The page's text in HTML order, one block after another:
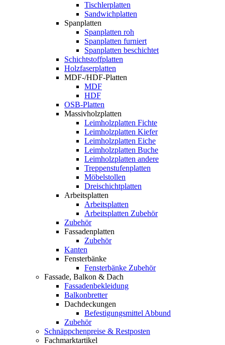
Tischlerplatten
Sandwichplatten
Spanplatten
Spanplatten roh
Spanplatten furniert
Spanplatten beschichtet
Schichtstoffplatten
Holzfaserplatten
MDF-/HDF-Platten
MDF
HDF
OSB-Platten
Massivholzplatten
Leimholzplatten Fichte
Leimholzplatten Kiefer
Leimholzplatten Eiche
Leimholzplatten Buche
Leimholzplatten andere
Treppenstufenplatten
Möbelstollen
Dreischichtplatten
Arbeitsplatten
Arbeitsplatten
Arbeitsplatten Zubehör
Zubehör
Fassadenplatten
Zubehör
Kanten
Fensterbänke
Fensterbänke Zubehör
Fassade, Balkon & Dach
Fassadenbekleidung
Balkonbretter
Dachdeckungen
Befestigungsmittel Abbund
Zubehör
Schnäppchenpreise & Restposten
Fachmarktartikel